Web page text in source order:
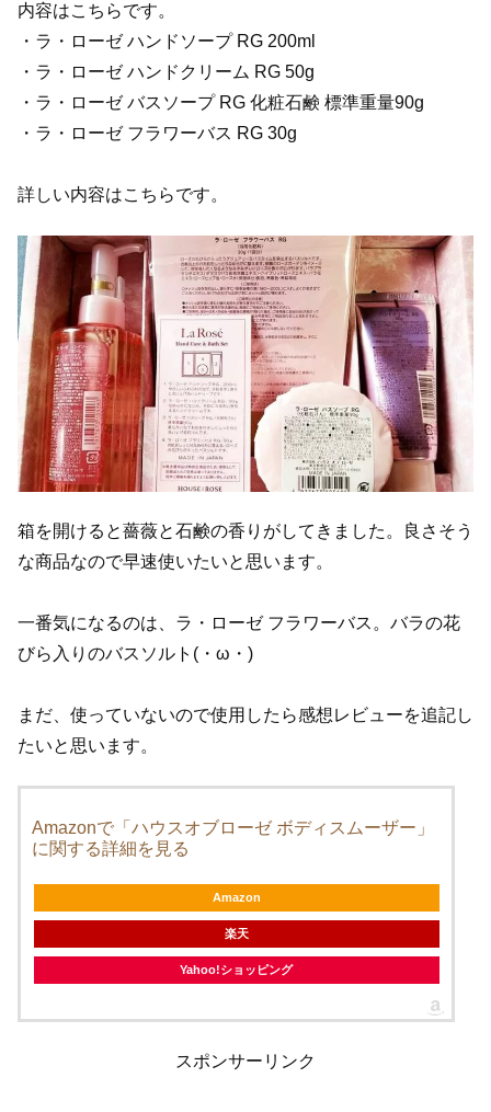
内容はこちらです。
・ラ・ローゼ ハンドソープ RG 200ml
・ラ・ローゼ ハンドクリーム RG 50g
・ラ・ローゼ バスソープ RG 化粧石鹸 標準重量90g
・ラ・ローゼ フラワーバス RG 30g
詳しい内容はこちらです。
箱を開けると薔薇と石鹸の香りがしてきました。良さそう
な商品なので早速使いたいと思います。
一番気になるのは、ラ・ローゼ フラワーバス。バラの花
びら入りのバスソルト(・ω・)
まだ、使っていないので使用したら感想レビューを追記し
たいと思います。
Amazonで「ハウスオブローゼ ボディスムーザー」
に関する詳細を見る
Amazon
楽天
Yahoo!ショッピング
スポンサーリンク